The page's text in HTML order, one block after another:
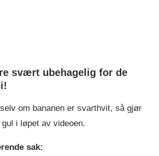
svært ubehagelig for de
selv om bananen er svarthvit, så gjør
gul i løpet av videoen.
sak: